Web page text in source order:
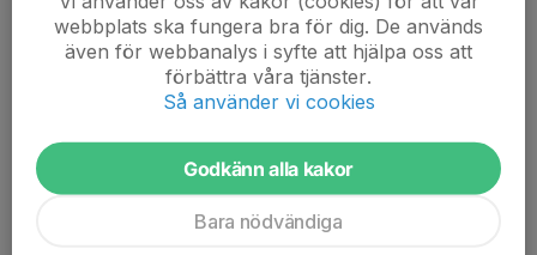
ta hem dem.
Slutspurt i vårens försäljning!
1 kommentar
webbplats ska fungera bra för dig. De används
även för webbanalys i syfte att hjälpa oss att
förbättra våra tjänster.
Så använder vi cookies
Godkänn alla kakor
Bara nödvändiga